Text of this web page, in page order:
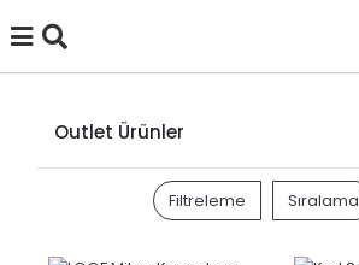
Outlet Ürünler
Filtreleme Sıralama